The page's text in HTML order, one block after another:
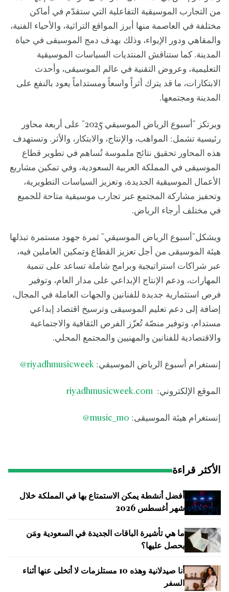
من التجارب الموسيقية التفاعلية التي ستقدّم في أماكن
مختلفة في العاصمة منها أبرز المواقع التراثية، والأحياء الفنية،
والمقاهي ودور الإيواء، وذلك بهدف دمج الموسيقى في حياة
المدينة. كما ستناقش المنتديات السياسات الموسيقية
التعليمية، وعروض التقنية في عالم الموسيقى، وأحدث
الابتكارات، ما قد يترك أثراً واسعاً ومستداماً يعود بالنفع على
المدينة ومجتمعها.
ويرتكز "أسبوع الرياض الموسيقي 2025" على أربعة محاور
رئيسية تشمل: المواهب، والإنتاج، والابتكار، والأثر. وتستهدف
هذه المحاور تحقيق نتائج ملموسة تُساهم في تطوير قطاع
الموسيقى في المملكة العربية السعودية، وفي تمكين مشاريع
الأعمال الموسيقية الجديدة، وتعزيز السياسات التطويرية،
وتحفيز مشاركة المجتمع عبر تجارب موسيقية متاحة للجميع
في مختلف أرجاء الرياض.
ويشكل"أسبوع الرياض الموسيقي" ثمرة جهود مستمرة تبذلها
هيئة الموسيقى من أجل تعزيز القطاع وتمكين العاملين فيه،
عبر شراكات استراتيجية وبرامج شاملة تساعد على تنمية
المهارات، ودعم الإنتاج الإبداعي على مدار العام، وتوفير
فرص استثمارية جديدة للفنانين والجهات العاملة في المجال،
إضافة إلى دعم تعليم الموسيقى وترسيخ اقتصاد إبداعي
مستدام، وتوفير منصّة تُعزّز الفرص الثقافية والاجتماعية
والاقتصادية للفنانين والمهنيين والمجتمع المحلي.
إنستغرام أسبوع الرياض الموسيقي: riyadhmusicweek
@
الموقع الإلكتروني: riyadhmusicweek.com
إنستغرام هيئة الموسيقى: music_mo
@
الأكثر قراءة
أفضل أنشطة يمكن الاستمتاع بها في المملكة خلال
شهر أغسطس 2026
ما هي تأشيرة الباقات الجديدة في السعودية ومَن
يحصل عليها؟
أنا صيدلانية وهذه 10 مستلزمات لا أتخلى عنها أثناء
السفر